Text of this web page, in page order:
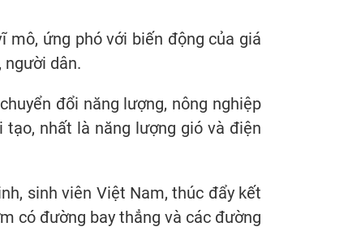
mô, ứng phó với biến động của giá
người dân.
đổi năng lượng, nông nghiệp
nhất là năng lượng gió và điện
sinh viên Việt Nam, thúc đẩy kết
có đường bay thẳng và các đường